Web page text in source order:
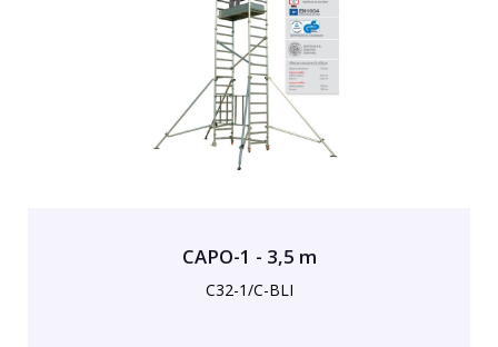
CAPO-1 - 3,5 m
C32-1/C-BLI